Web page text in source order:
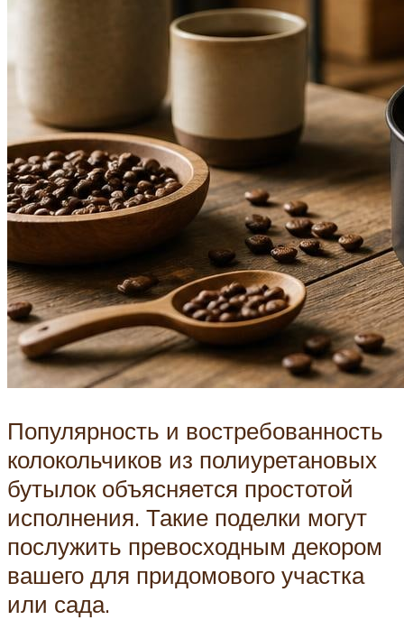
Популярность и востребованность
колокольчиков из полиуретановых
бутылок объясняется простотой
исполнения. Такие поделки могут
послужить превосходным декором
вашего для придомового участка
или сада.